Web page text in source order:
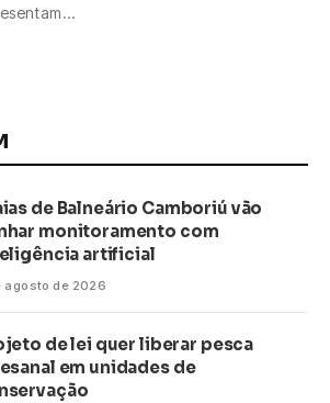
de Balneário Camboriú vão
monitoramento com
artificial
agosto de 2026
de lei quer liberar pesca
em unidades de